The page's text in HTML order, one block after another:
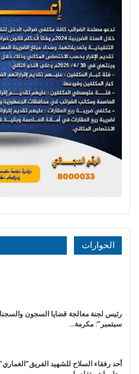
الحوارات
سبتمبر”: مكرمة…
أحد رفقاء السلاح للشهيد